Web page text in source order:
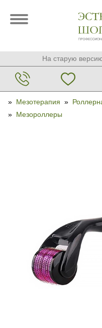
На старую
» Мезотерапия »
» Мезороллеры